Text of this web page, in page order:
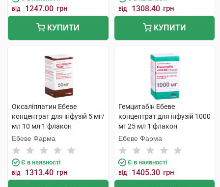
від 1247.00 грн
КУПИТИ
від 1308.40 грн
КУПИТИ
Оксаліплатин Ебеве
концентрат для інфузій 5 мг/
мл 10 мл 1 флакон
Ебеве Фарма
Є в наявності
від 1313.40 грн
Гемцитабін Ебеве
концентрат для інфузій 1000
мг 25 мл 1 флакон
Ебеве Фарма
Є в наявності
від 1405.30 грн